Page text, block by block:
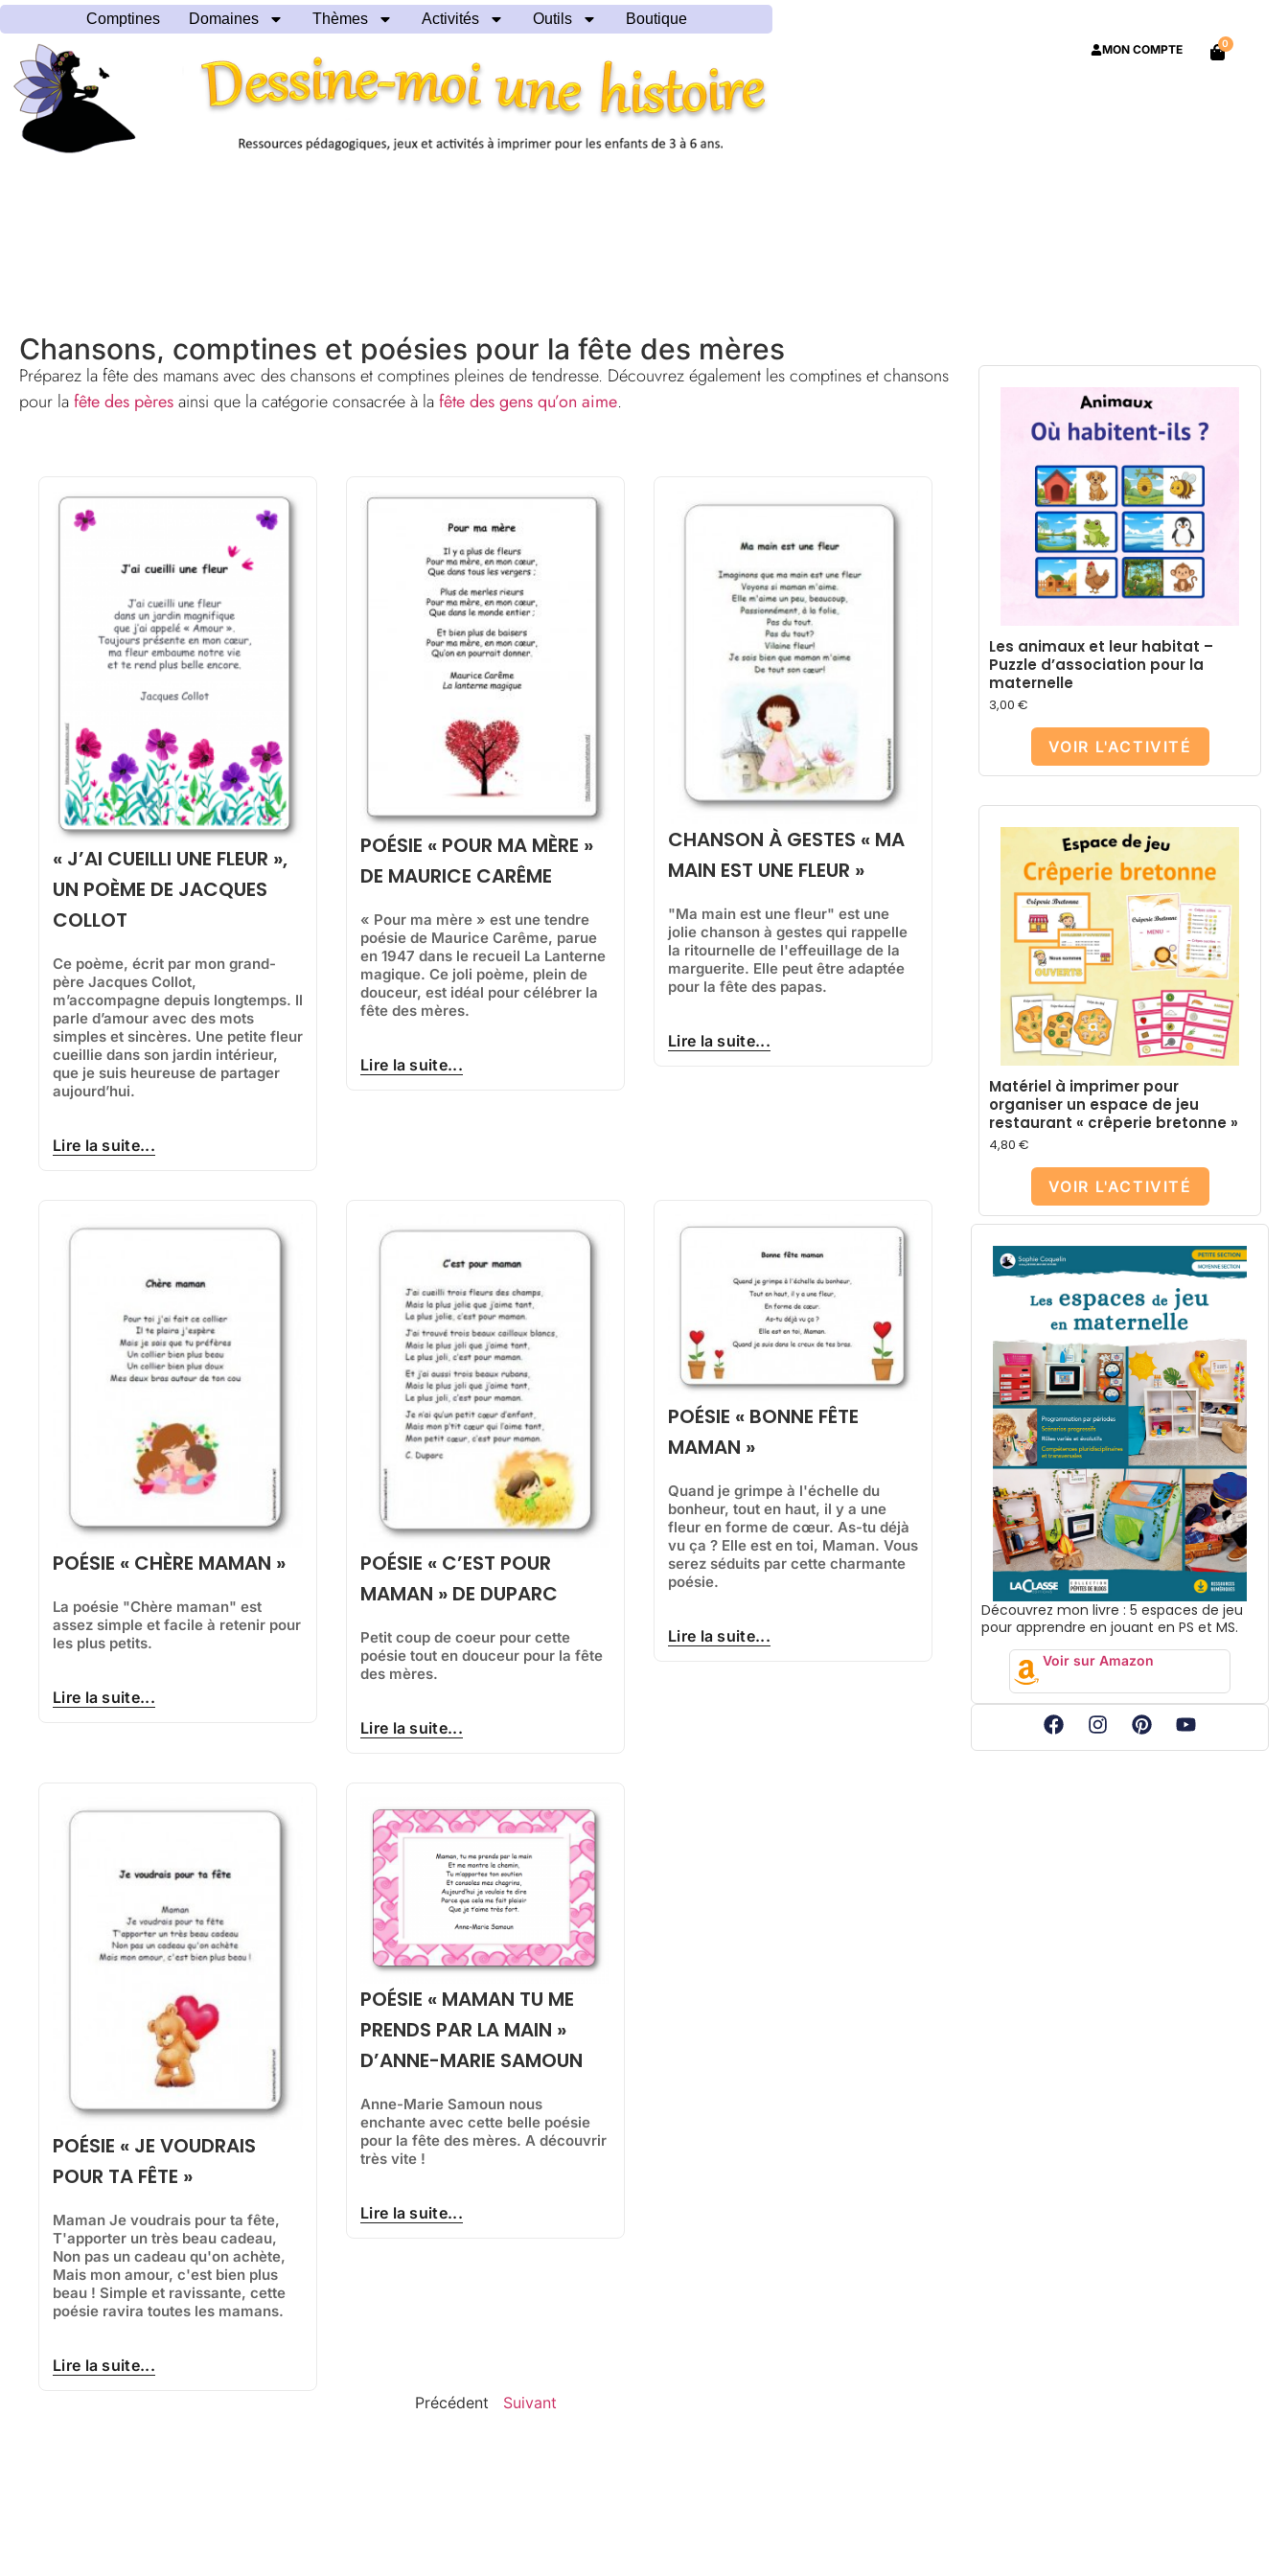
MON COMPTE 0
Comptines Domaines Thèmes Activités Outils Boutique
Chansons, comptines et poésies pour la fête des mères
Préparez la fête des mamans avec des chansons et comptines pleines de tendresse. Découvrez également les comptines et chansons
pour lafête des pèresainsi que la catégorie consacrée à lafête des gens qu’on aime.
« J’AI CUEILLI UNE FLEUR »,
UN POÈME DE JACQUES
COLLOT
Ce poème, écrit par mon grand-
père Jacques Collot,
m’accompagne depuis longtemps. Il
parle d’amour avec des mots
simples et sincères. Une petite fleur
cueillie dans son jardin intérieur,
que je suis heureuse de partager
aujourd’hui.
Lire la suite...
POÉSIE « POUR MA MÈRE »
DE MAURICE CARÊME
« Pour ma mère » est une tendre
poésie de Maurice Carême, parue
en 1947 dans le recueil La Lanterne
magique. Ce joli poème, plein de
douceur, est idéal pour célébrer la
fête des mères.
Lire la suite...
CHANSON À GESTES « MA
MAIN EST UNE FLEUR »
"Ma main est une fleur" est une
jolie chanson à gestes qui rappelle
la ritournelle de l'effeuillage de la
marguerite. Elle peut être adaptée
pour la fête des papas.
Lire la suite...
POÉSIE « CHÈRE MAMAN »
La poésie "Chère maman" est
assez simple et facile à retenir pour
les plus petits.
Lire la suite...
POÉSIE « C’EST POUR
MAMAN » DE DUPARC
Petit coup de coeur pour cette
poésie tout en douceur pour la fête
des mères.
Lire la suite...
POÉSIE « BONNE FÊTE
MAMAN »
Quand je grimpe à l'échelle du
bonheur, tout en haut, il y a une
fleur en forme de cœur. As-tu déjà
vu ça ? Elle est en toi, Maman. Vous
serez séduits par cette charmante
poésie.
Lire la suite...
POÉSIE « JE VOUDRAIS
POUR TA FÊTE »
Maman Je voudrais pour ta fête,
T'apporter un très beau cadeau,
Non pas un cadeau qu'on achète,
Mais mon amour, c'est bien plus
beau ! Simple et ravissante, cette
poésie ravira toutes les mamans.
Lire la suite...
POÉSIE « MAMAN TU ME
PRENDS PAR LA MAIN »
D’ANNE-MARIE SAMOUN
Anne-Marie Samoun nous
enchante avec cette belle poésie
pour la fête des mères. A découvrir
très vite !
Lire la suite...
Précédent Suivant
Les animaux et leur habitat –
Puzzle d’association pour la
maternelle
3,00 €
VOIR L'ACTIVITÉ
Matériel à imprimer pour
organiser un espace de jeu
restaurant « crêperie bretonne »
4,80 €
VOIR L'ACTIVITÉ
Découvrez mon livre : 5 espaces de jeu
pour apprendre en jouant en PS et MS.
Voir sur Amazon